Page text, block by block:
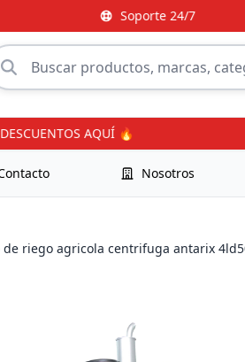
Soporte 24/7
AQUÍ 🔥
Nosotros
de riego agricola centrifuga antarix